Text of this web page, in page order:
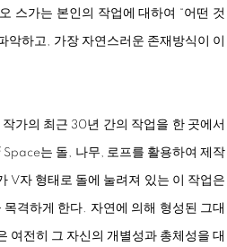
스가는 본인의 작업에 대하여 “어떤 것
악하고, 가장 자연스러운 존재방식이 이
가의 최근 30년 간의 작업을 한 곳에서
Space는 돌, 나무, 로프를 활용하여 제작
V자 형태로 돌에 눌려져 있는 이 작업은
격하게 한다. 자연에 의해 형성된 그대
여전히 그 자신의 개별성과 총체성을 대